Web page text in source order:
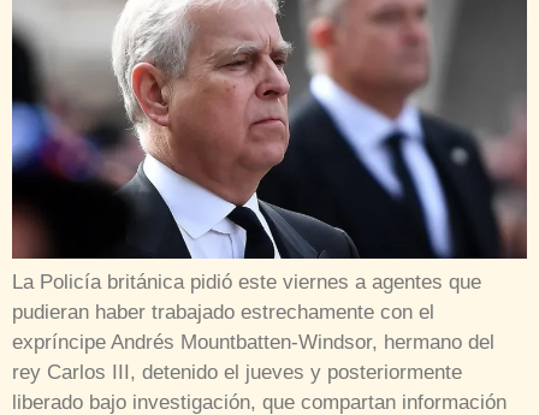
La Policía británica pidió este viernes a agentes que
pudieran haber trabajado estrechamente con el
expríncipe Andrés Mountbatten-Windsor, hermano del
rey Carlos III, detenido el jueves y posteriormente
liberado bajo investigación, que compartan información